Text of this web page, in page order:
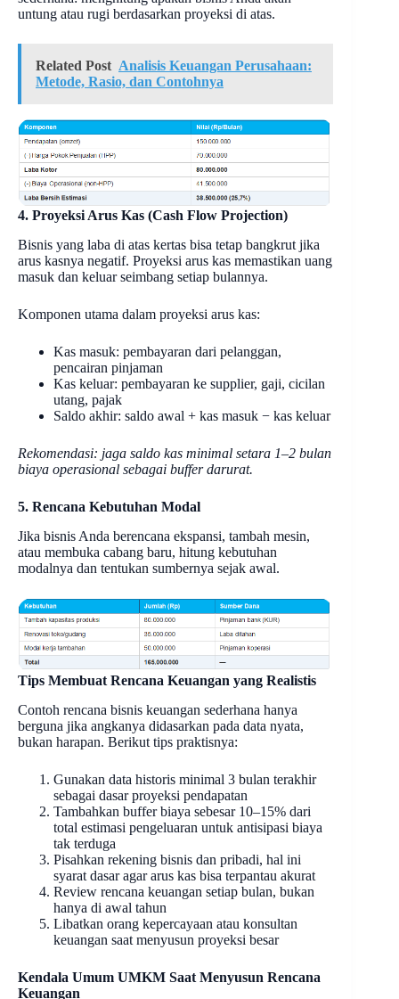
untung atau rugi berdasarkan proyeksi di atas.
Related Post Analisis Keuangan Perusahaan:
Metode, Rasio, dan Contohnya
4. Proyeksi Arus Kas (Cash Flow Projection)
Bisnis yang laba di atas kertas bisa tetap bangkrut jika
arus kasnya negatif. Proyeksi arus kas memastikan uang
masuk dan keluar seimbang setiap bulannya.
Komponen utama dalam proyeksi arus kas:
Kas masuk: pembayaran dari pelanggan,
pencairan pinjaman
Kas keluar: pembayaran ke supplier, gaji, cicilan
utang, pajak
Saldo akhir: saldo awal + kas masuk − kas keluar
Rekomendasi: jaga saldo kas minimal setara 1–2 bulan
biaya operasional sebagai buffer darurat.
5. Rencana Kebutuhan Modal
Jika bisnis Anda berencana ekspansi, tambah mesin,
atau membuka cabang baru, hitung kebutuhan
modalnya dan tentukan sumbernya sejak awal.
Tips Membuat Rencana Keuangan yang Realistis
Contoh rencana bisnis keuangan sederhana hanya
berguna jika angkanya didasarkan pada data nyata,
bukan harapan. Berikut tips praktisnya:
Gunakan data historis minimal 3 bulan terakhir
sebagai dasar proyeksi pendapatan
Tambahkan buffer biaya sebesar 10–15% dari
total estimasi pengeluaran untuk antisipasi biaya
tak terduga
Pisahkan rekening bisnis dan pribadi, hal ini
syarat dasar agar arus kas bisa terpantau akurat
Review rencana keuangan setiap bulan, bukan
hanya di awal tahun
Libatkan orang kepercayaan atau konsultan
keuangan saat menyusun proyeksi besar
Kendala Umum UMKM Saat Menyusun Rencana
Keuangan